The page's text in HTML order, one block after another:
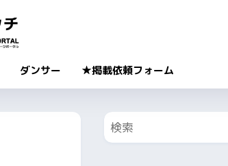
ダンサー ★掲載依頼フォーム